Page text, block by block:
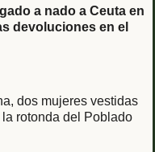
a nado a Ceuta en
devoluciones en el
dos mujeres vestidas
rotonda del Poblado